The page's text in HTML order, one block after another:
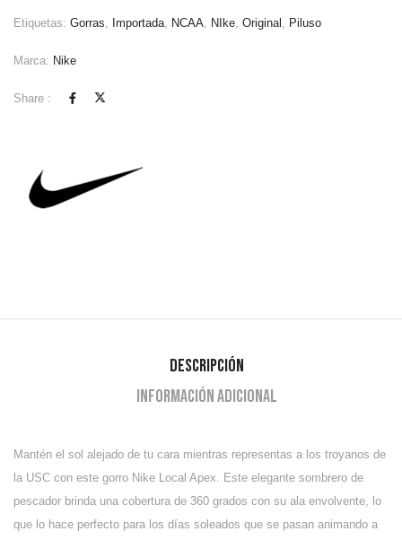
Etiquetas: Gorras, Importada, NCAA, NIke, Original , Piluso
Marca: Nike
Share :
Descripción
Información adicional
Mantén el sol alejado de tu cara mientras representas a los troyanos de
la USC con este gorro Nike Local Apex. Este elegante sombrero de
pescador brinda una cobertura de 360 ​​grados con su ala envolvente, lo
que lo hace perfecto para los días soleados que se pasan animando a